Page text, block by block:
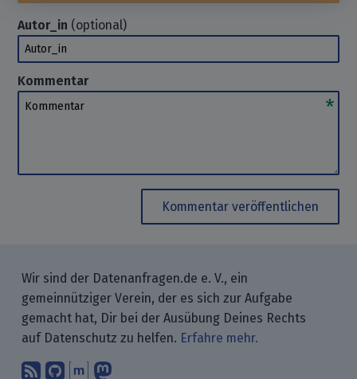
Autor_in (optional)
Autor_in
Kommentar
Kommentar
Kommentar veröffentlichen
Wir sind der Datenanfragen.de e. V., ein
gemeinnütziger Verein, der es sich zur Aufgabe
gemacht hat, Dir bei der Ausübung Deines Rechts
auf Datenschutz zu helfen. Erfahre mehr.
Abonniere unsere Blogbeiträge mit
Finde uns bei GitHub.
Unterhalte Dich mit uns über